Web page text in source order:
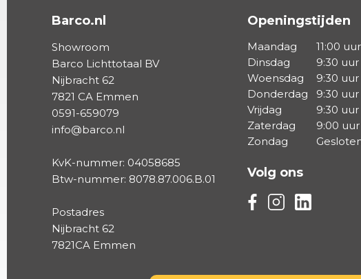
Barco.nl
Showroom
Barco Lichttotaal BV
Nijbracht 62
7821 CA Emmen
0591-659079
info@barco.nl
KvK-nummer: 04058685
Btw-nummer: 8078.87.006.B.01
Postadres
Nijbracht 62
7821CA Emmen
Openingstijden
Maandag
11:00
Dinsdag
9:30
Woensdag
9:30
Donderdag
9:30
Vrijdag
9:30
Zaterdag
9:00
Zondag
Volg ons
Volg ons via Facebook
Volg ons via
Volg ons via